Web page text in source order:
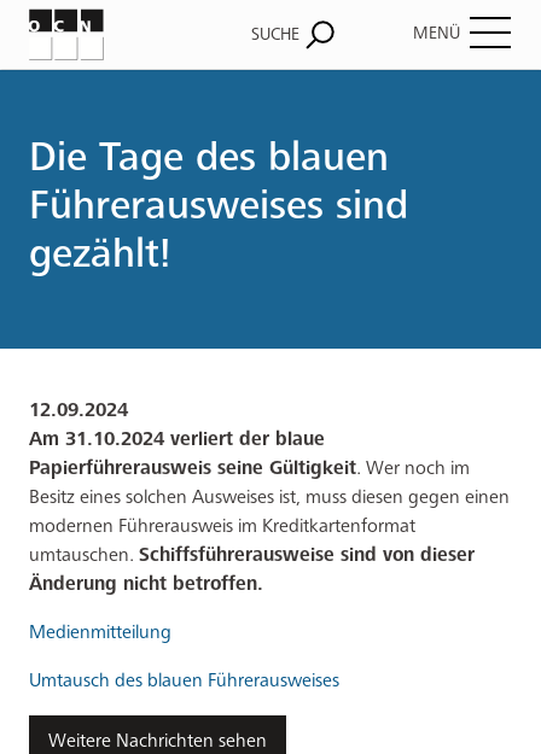
Die Tage des blauen
Führerausweises sind
gezählt!
12.09.2024
Am 31.10.2024 verliert der blaue
Papierführerausweis seine Gültigkeit. Wer noch im
Besitz eines solchen Ausweises ist, muss diesen gegen einen
modernen Führerausweis im Kreditkartenformat
umtauschen. Schiffsführerausweise sind von dieser
Änderung nicht betroffen.
Medienmitteilung
Umtausch des blauen Führerausweises
Weitere Nachrichten sehen
SUCHE MENÜ